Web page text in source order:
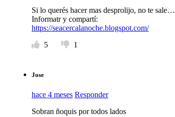
Si lo querés hacer mas desprolijo, no te sale…
Informatr y compartí:
https://seacercalanoche.blogspot.com/
5
1
Jose
hace 4 meses Responder
Sobran ñoquis por todos lados